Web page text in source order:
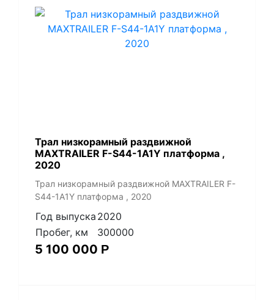
Трал низкорамный раздвижной
MAXTRAILER F-S44-1A1Y платформа ,
2020
Трал низкорамный раздвижной MAXTRAILER F-
S44-1A1Y платформа , 2020
Год выпуска 2020
Пробег, км
300000
5 100 000 Р